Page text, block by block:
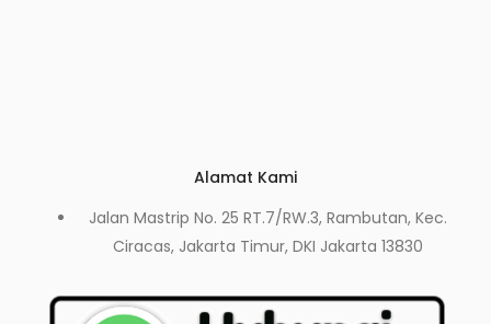
Alamat Kami
Jalan Mastrip No. 25 RT.7/RW.3, Rambutan, Kec.
Ciracas, Jakarta Timur, DKI Jakarta 13830